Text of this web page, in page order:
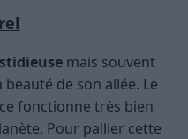
mais souvent
de son allée. Le
fonctionne très bien
Pour pallier cette